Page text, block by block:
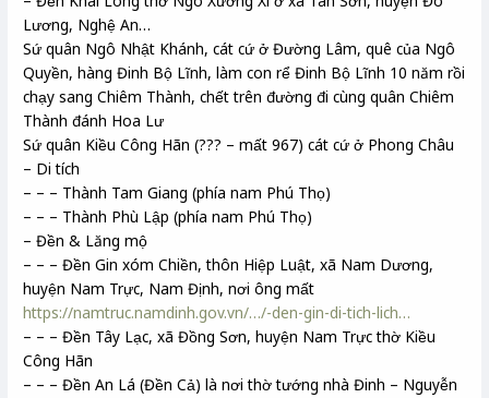
Lương, Nghệ An…
Sứ quân Ngô Nhật Khánh, cát cứ ở Đường Lâm, quê của Ngô
Quyền, hàng Đinh Bộ Lĩnh, làm con rể Đinh Bộ Lĩnh 10 năm rồi
chạy sang Chiêm Thành, chết trên đường đi cùng quân Chiêm
Thành đánh Hoa Lư
Sứ quân Kiều Công Hãn (??? – mất 967) cát cứ ở Phong Châu
– Di tích
– – – Thành Tam Giang (phía nam Phú Thọ)
– – – Thành Phù Lập (phía nam Phú Thọ)
– Đền & Lăng mộ
– – – Đền Gin xóm Chiền, thôn Hiệp Luật, xã Nam Dương,
huyện Nam Trực, Nam Định, nơi ông mất
https://namtruc.namdinh.gov.vn/…/-den-gin-di-tich-lich…
– – – Đền Tây Lạc, xã Đồng Sơn, huyện Nam Trực thờ Kiều
Công Hãn
– – – Đền An Lá (Đền Cả) là nơi thờ tướng nhà Đinh – Nguyễn